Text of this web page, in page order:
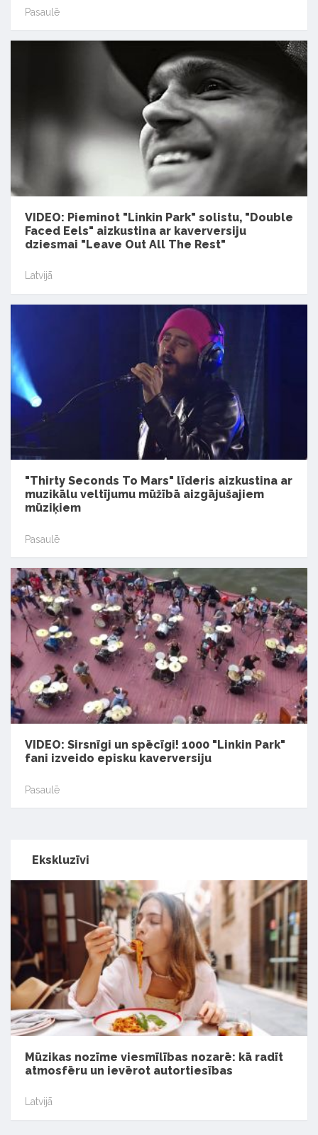
Pasaulē
VIDEO: Pieminot "Linkin Park" solistu, "Double
Faced Eels" aizkustina ar kaverversiju
dziesmai "Leave Out All The Rest"
Latvijā
"Thirty Seconds To Mars" līderis aizkustina ar
muzikālu veltījumu mūžībā aizgājušajiem
mūziķiem
Pasaulē
VIDEO: Sirsnīgi un spēcīgi! 1000 "Linkin Park"
fani izveido episku kaverversiju
Pasaulē
Ekskluzīvi
Mūzikas nozīme viesmīlības nozarē: kā radīt
atmosfēru un ievērot autortiesības
Latvijā